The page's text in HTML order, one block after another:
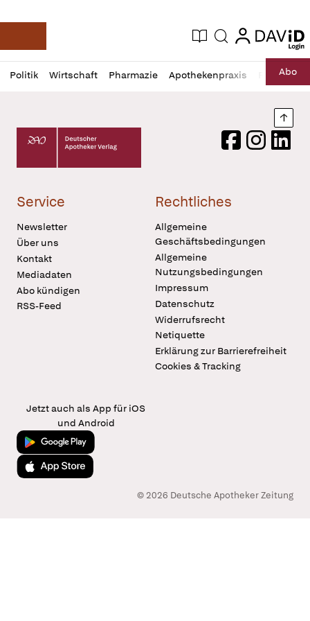
Deutsche Apotheker Zeitung
Aktuelle Ausgabe
Suche login
login
Politik Wirtschaft Pharmazie Apothekenpraxis RechtAbo
Profil
öffnen
Daz
Pur
Deutscher Apotheker Verlag Logo
FacebookInstagram
Service
Newsletter
Über uns
Kontakt
Mediadaten
Abo kündigen
RSS-Feed
Rechtliches
Allgemeine
Geschäftsbedingungen
Allgemeine
Nutzungsbedingungen
Impressum
Datenschutz
Widerrufsrecht
Netiquette
Erklärung zur Barrierefreiheit
Cookies & Tracking
Jetzt auch als App für iOS
und Android
Jetzt bei Google Play
Laden im App Store
© 2026 Deutsche Apotheker Zeitung